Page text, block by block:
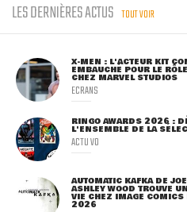
LES DERNIÈRES ACTUS TOUT VOIR
X-MEN : L'ACTEUR KIT
EMBAUCHÉ POUR LE
CHEZ MARVEL STUDIOS
ECRANS
RINGO AWARDS 2026 :
L'ENSEMBLE DE LA
ACTU VO
AUTOMATIC KAFKA DE
ASHLEY WOOD TROUVE
VIE CHEZ IMAGE COMICS
2026